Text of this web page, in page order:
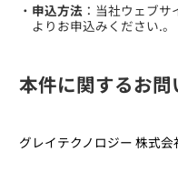
申込方法 ：当社ウェブサ
よりお申込みください.。
本件に関するお問
グレイテクノロジー 株式